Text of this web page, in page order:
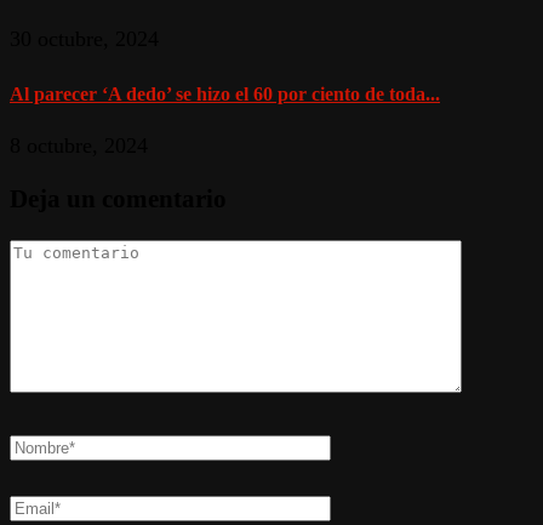
Al parecer ‘A dedo’ se hizo el 60 por ciento de toda...